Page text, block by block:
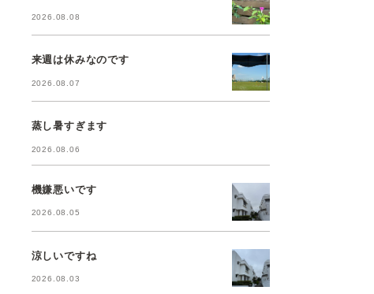
2026.08.08
来週は休みなのです
2026.08.07
蒸し暑すぎます
2026.08.06
機嫌悪いです
2026.08.05
涼しいですね
2026.08.03